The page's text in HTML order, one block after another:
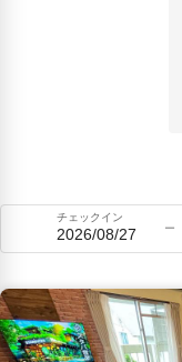
チェックイン
2026/08/27